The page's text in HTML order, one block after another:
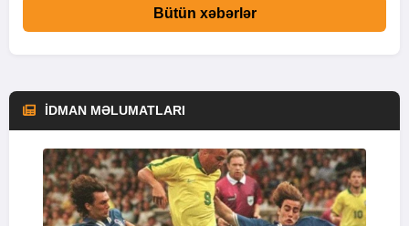
Bütün xəbərlər
İDMAN MƏLUMATLARI